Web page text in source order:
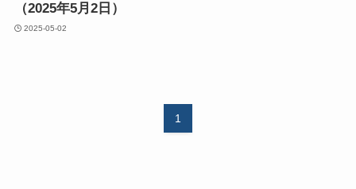
（2025年5月2日）
2025-05-02
1